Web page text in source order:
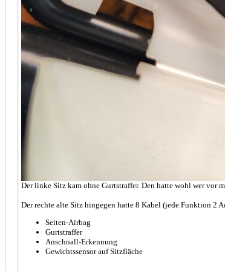
Der linke Sitz kam ohne Gurtstraffer. Den hatte wohl wer vor
Der rechte alte Sitz hingegen hatte 8 Kabel (jede Funktion 2
Seiten-Airbag
Gurtstraffer
Anschnall-Erkennung
Gewichtssensor auf Sitzfläche